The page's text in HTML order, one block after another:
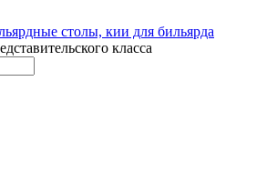
класса